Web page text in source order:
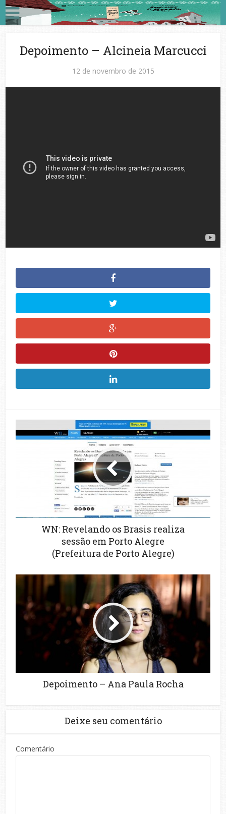
Depoimento – Alcineia Marcucci
12 de novembro de 2015
WN: Revelando os Brasis realiza
sessão em Porto Alegre
(Prefeitura de Porto Alegre)
Depoimento – Ana Paula Rocha
Deixe seu comentário
Comentário